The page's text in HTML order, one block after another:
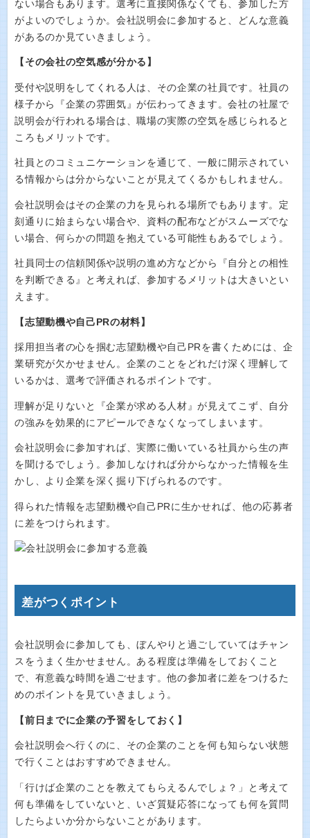
ない場合もあります。選考に直接関係なくても、参加した方
がよいのでしょうか。会社説明会に参加すると、どんな意義
があるのか見ていきましょう。
【その会社の空気感が分かる】
受付や説明をしてくれる人は、その企業の社員です。社員の
様子から『企業の雰囲気』が伝わってきます。会社の社屋で
説明会が行われる場合は、職場の実際の空気を感じられると
ころもメリットです。
社員とのコミュニケーションを通じて、一般に開示されてい
る情報からは分からないことが見えてくるかもしれません。
会社説明会はその企業の力を見られる場所でもあります。定
刻通りに始まらない場合や、資料の配布などがスムーズでな
い場合、何らかの問題を抱えている可能性もあるでしょう。
社員同士の信頼関係や説明の進め方などから『自分との相性
を判断できる』と考えれば、参加するメリットは大きいとい
えます。
【志望動機や自己PRの材料】
採用担当者の心を掴む志望動機や自己PRを書くためには、企
業研究が欠かせません。企業のことをどれだけ深く理解して
いるかは、選考で評価されるポイントです。
理解が足りないと『企業が求める人材』が見えてこず、自分
の強みを効果的にアピールできなくなってしまいます。
会社説明会に参加すれば、実際に働いている社員から生の声
を聞けるでしょう。参加しなければ分からなかった情報を生
かし、より企業を深く掘り下げられるのです。
得られた情報を志望動機や自己PRに生かせれば、他の応募者
に差をつけられます。
差がつくポイント
会社説明会に参加しても、ぼんやりと過ごしていてはチャン
スをうまく生かせません。ある程度は準備をしておくこと
で、有意義な時間を過ごせます。他の参加者に差をつけるた
めのポイントを見ていきましょう。
【前日までに企業の予習をしておく】
会社説明会へ行くのに、その企業のことを何も知らない状態
で行くことはおすすめできません。
「行けば企業のことを教えてもらえるんでしょ？」と考えて
何も準備をしていないと、いざ質疑応答になっても何を質問
したらよいか分からないことがあります。